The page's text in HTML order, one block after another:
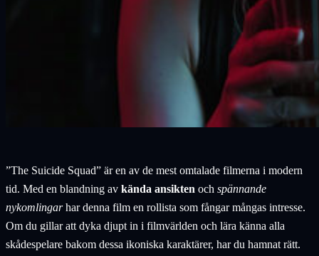
”The Suicide Squad” är en av de mest omtalade filmerna i modern
tid. Med en blandning av kända ansikten och spännande
nykomlingarhar denna film en rollista som fångar mångas intresse.
Om du gillar att dyka djupt in i filmvärlden och lära känna alla
skådespelare bakom dessa ikoniska karaktärer, har du hamnat rätt.